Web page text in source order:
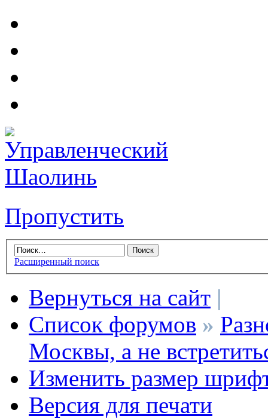
Пропустить
Расширенный поиск
Вернуться на сайт |
Список форумов »
Москвы, а не
Изменить размер
Версия для печати